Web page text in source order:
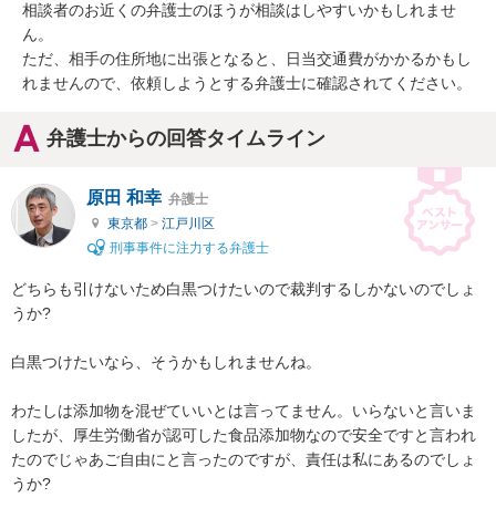
相談者のお近くの弁護士のほうが相談はしやすいかもしれませ
ん。
ただ、相手の住所地に出張となると、日当交通費がかかるかもし
れませんので、依頼しようとする弁護士に確認されてください。
弁護士からの回答タイムライン
原田 和幸 弁護士
東京都 > 江戸川区
刑事事件に注力する弁護士
どちらも引けないため白黒つけたいので裁判するしかないのでしょ
うか?
白黒つけたいなら、そうかもしれませんね。
わたしは添加物を混ぜていいとは言ってません。いらないと言いま
したが、厚生労働省が認可した食品添加物なので安全ですと言われ
たのでじゃあご自由にと言ったのですが、責任は私にあるのでしょ
うか?